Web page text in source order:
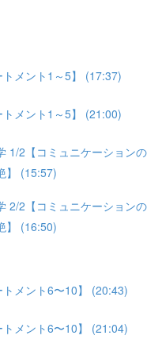
メント1～5】 (17:37)
メント1～5】 (21:00)
1/2【コミュニケーションの
】 (15:57)
2/2【コミュニケーションの
】 (16:50)
メント6〜10】 (20:43)
メント6〜10】 (21:04)